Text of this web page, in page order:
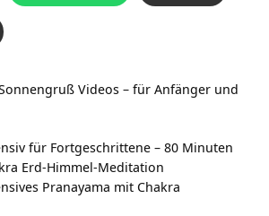
Videos – für Anfänger und
für Fortgeschrittene – 80 Minuten
Erd-Himmel-Meditation
Pranayama mit Chakra